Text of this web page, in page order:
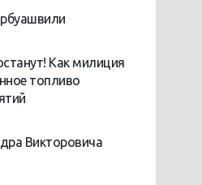
Как милиция
топливо
Викторовича